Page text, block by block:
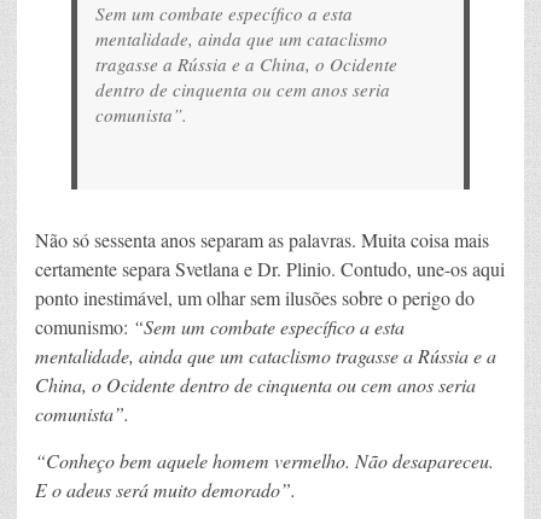
Sem um combate específico a esta
mentalidade, ainda que um cataclismo
tragasse a Rússia e a China, o Ocidente
dentro de cinquenta ou cem anos seria
comunista”.
Não só sessenta anos separam as palavras. Muita coisa mais
certamente separa Svetlana e Dr. Plinio. Contudo, une-os aqui
ponto inestimável, um olhar sem ilusões sobre o perigo do
comunismo: “Sem um combate específico a esta
mentalidade, ainda que um cataclismo tragasse a Rússia e a
China, o Ocidente dentro de cinquenta ou cem anos seria
comunista”.
“Conheço bem aquele homem vermelho. Não desapareceu.
E o adeus será muito demorado”.